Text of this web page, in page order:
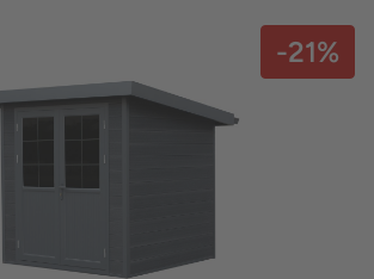
-21%